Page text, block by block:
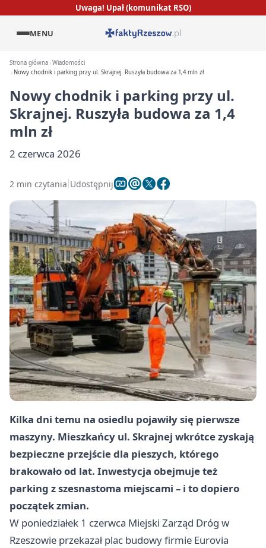
Uwaga! Upał (komunikat RSO)
MENU
Strona główna Wiadomości
Nowy chodnik i parking przy ul. Skrajnej. Ruszyła budowa za 1,4 mln zł
Nowy chodnik i parking przy ul.
Skrajnej. Ruszyła budowa za 1,4
mln zł
2 czerwca 2026
2 min czytania Udostępnij
Kilka dni temu na osiedlu pojawiły się pierwsze
maszyny. Mieszkańcy ul. Skrajnej wkrótce zyskają
bezpieczne przejście dla pieszych, którego
brakowało od lat. Inwestycja obejmuje też
parking z szesnastoma miejscami – i to dopiero
początek zmian.
W poniedziałek 1 czerwca Miejski Zarząd Dróg w
Rzeszowie przekazał plac budowy firmie Eurovia